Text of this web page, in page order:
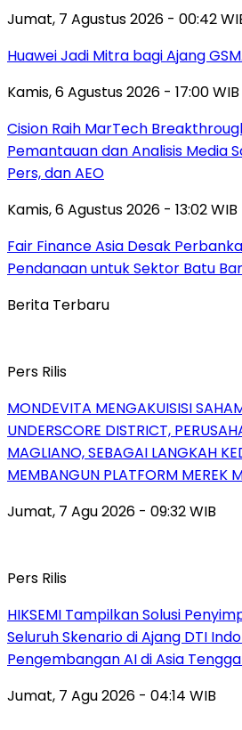
Jumat, 7 Agustus 2026 - 00:42
Huawei Jadi Mitra bagi Ajang
Kamis, 6 Agustus 2026 - 17:00 WIB
Cision Raih MarTech
Pemantauan dan Analisis Media
Pers, dan AEO
Kamis, 6 Agustus 2026 - 13:02 WIB
Fair Finance Asia Desak
Pendanaan untuk Sektor Batu
Berita Terbaru
Pers Rilis
MONDEVITA MENGAKUISISI
UNDERSCORE DISTRICT,
MAGLIANO, SEBAGAI LANGKAH
MEMBANGUN PLATFORM MEREK
Jumat, 7 Agu 2026 - 09:32 WIB
Pers Rilis
HIKSEMI Tampilkan Solusi
Seluruh Skenario di Ajang DTI
Pengembangan AI di Asia
Jumat, 7 Agu 2026 - 04:14 WIB